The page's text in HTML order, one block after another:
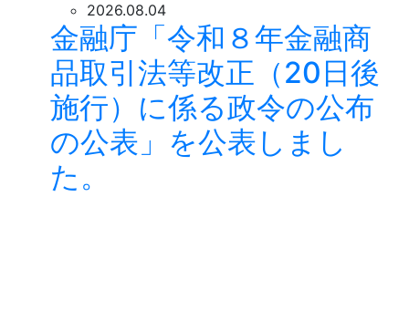
2026.08.04
金融庁「令和８年金融商
品取引法等改正（20日後
施行）に係る政令の公布
の公表」を公表しまし
た。